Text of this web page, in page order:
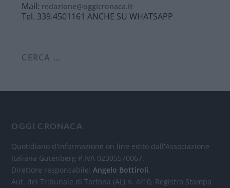
Mail: redazione@oggicronaca.it
Tel. 339.4501161 ANCHE SU WHATSAPP
OGGI CRONACA
Quotidiano d'informazione on line edito dall'Associazione
Italiana Gutenberg P.IVA 02305570067.
Direttore responsabile:Angelo Bottiroli.
Aut. del Tribunale di Tortona (AL) n. 4/10, Registro Stampa